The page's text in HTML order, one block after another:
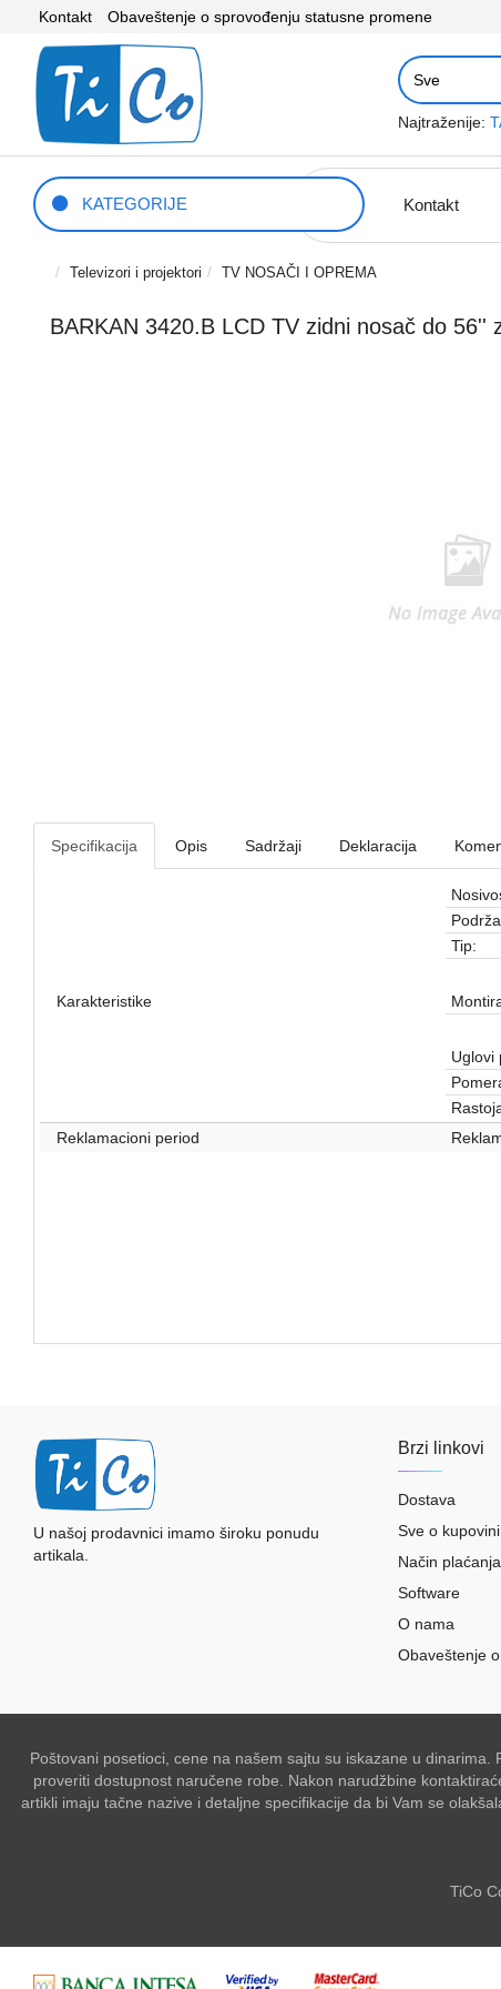
Kontakt Obaveštenje o sprovođenju statusne promene
Najtraženije:
KATEGORIJE Kontakt
Televizori i projektori TV NOSAČI I OPREMA
BARKAN 3420.B LCD TV zidni nosač do 56''
Specifikacija Opis Sadržaji Deklaracija
Karakteristike
Tip:
Uglovi
Reklamacioni period
U našoj prodavnici imamo široku ponudu
artikala.
Brzi linkovi
Dostava
Sve o kupovini
Način plaćanja
Software
O nama
Obaveštenje
Poštovani posetioci, cene na našem sajtu su iskazane u
proveriti dostupnost naručene robe. Nakon narudžbine
artikli imaju tačne nazive i detaljne specifikacije da bi Vam se
TiCo